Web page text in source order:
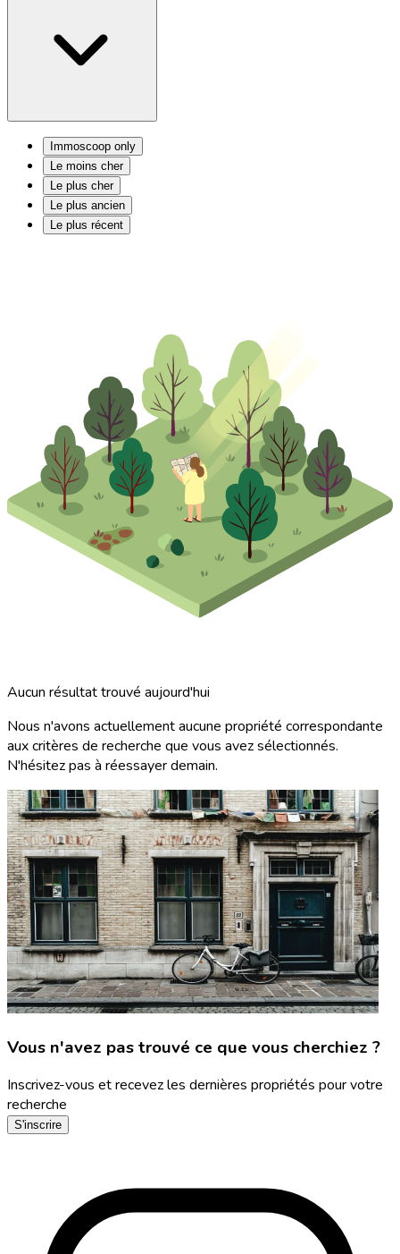
Immoscoop only
Le moins cher
Le plus cher
Le plus ancien
Le plus récent
Aucun résultat trouvé aujourd'hui
Nous n'avons actuellement aucune propriété correspondante
aux critères de recherche que vous avez sélectionnés.
N'hésitez pas à réessayer demain.
Vous n'avez pas trouvé ce que vous cherchiez ?
Inscrivez-vous et recevez les dernières propriétés pour votre
recherche
S'inscrire